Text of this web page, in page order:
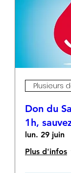
Plusieurs
Don du
1h,
lun. 29 juin
Plus d'infos